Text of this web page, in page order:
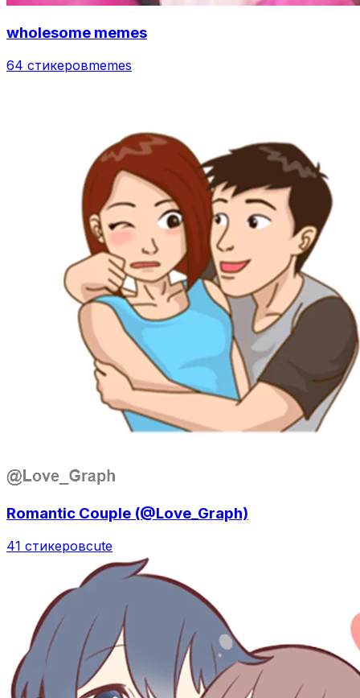
wholesome memes
64 стикеровmemes
Romantic Couple (@Love_Graph)
41 стикеровcute